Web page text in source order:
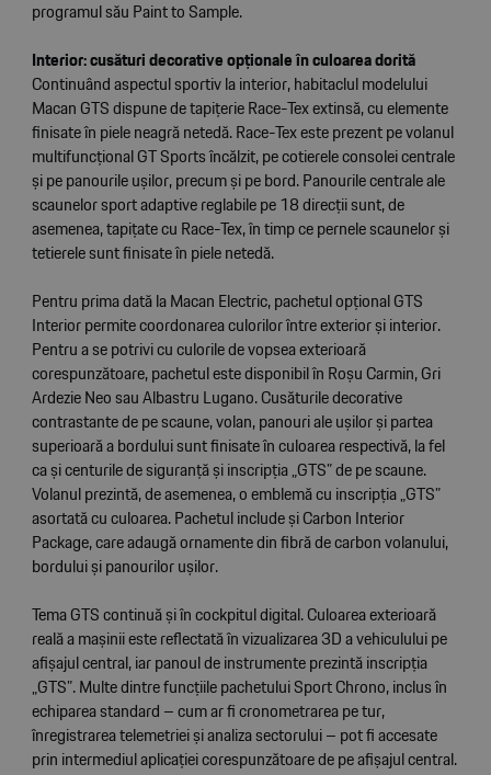
programul său Paint to Sample.
Interior: cusături decorative opționale în culoarea dorită
Continuând aspectul sportiv la interior, habitaclul modelului
Macan GTS dispune de tapițerie Race-Tex extinsă, cu elemente
finisate în piele neagră netedă. Race-Tex este prezent pe volanul
multifuncțional GT Sports încălzit, pe cotierele consolei centrale
și pe panourile ușilor, precum și pe bord. Panourile centrale ale
scaunelor sport adaptive reglabile pe 18 direcții sunt, de
asemenea, tapițate cu Race-Tex, în timp ce pernele scaunelor și
tetierele sunt finisate în piele netedă.
Pentru prima dată la Macan Electric, pachetul opțional GTS
Interior permite coordonarea culorilor între exterior și interior.
Pentru a se potrivi cu culorile de vopsea exterioară
corespunzătoare, pachetul este disponibil în Roșu Carmin, Gri
Ardezie Neo sau Albastru Lugano. Cusăturile decorative
contrastante de pe scaune, volan, panouri ale ușilor și partea
superioară a bordului sunt finisate în culoarea respectivă, la fel
ca și centurile de siguranță și inscripția „GTS” de pe scaune.
Volanul prezintă, de asemenea, o emblemă cu inscripția „GTS”
asortată cu culoarea. Pachetul include și Carbon Interior
Package, care adaugă ornamente din fibră de carbon volanului,
bordului și panourilor ușilor.
Tema GTS continuă și în cockpitul digital. Culoarea exterioară
reală a mașinii este reflectată în vizualizarea 3D a vehiculului pe
afișajul central, iar panoul de instrumente prezintă inscripția
„GTS”. Multe dintre funcțiile pachetului Sport Chrono, inclus în
echiparea standard – cum ar fi cronometrarea pe tur,
înregistrarea telemetriei și analiza sectorului – pot fi accesate
prin intermediul aplicației corespunzătoare de pe afișajul central.